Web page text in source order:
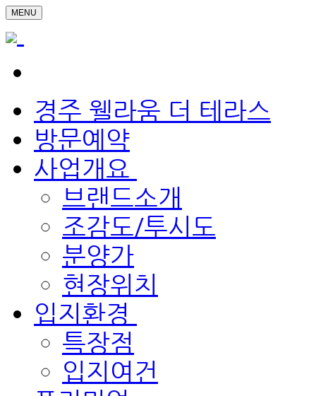
MENU
경주 웰라움 더 테라스
방문예약
사업개요
브랜드소개
조감도/투시도
분양가
현장위치
입지환경
특장점
입지여건